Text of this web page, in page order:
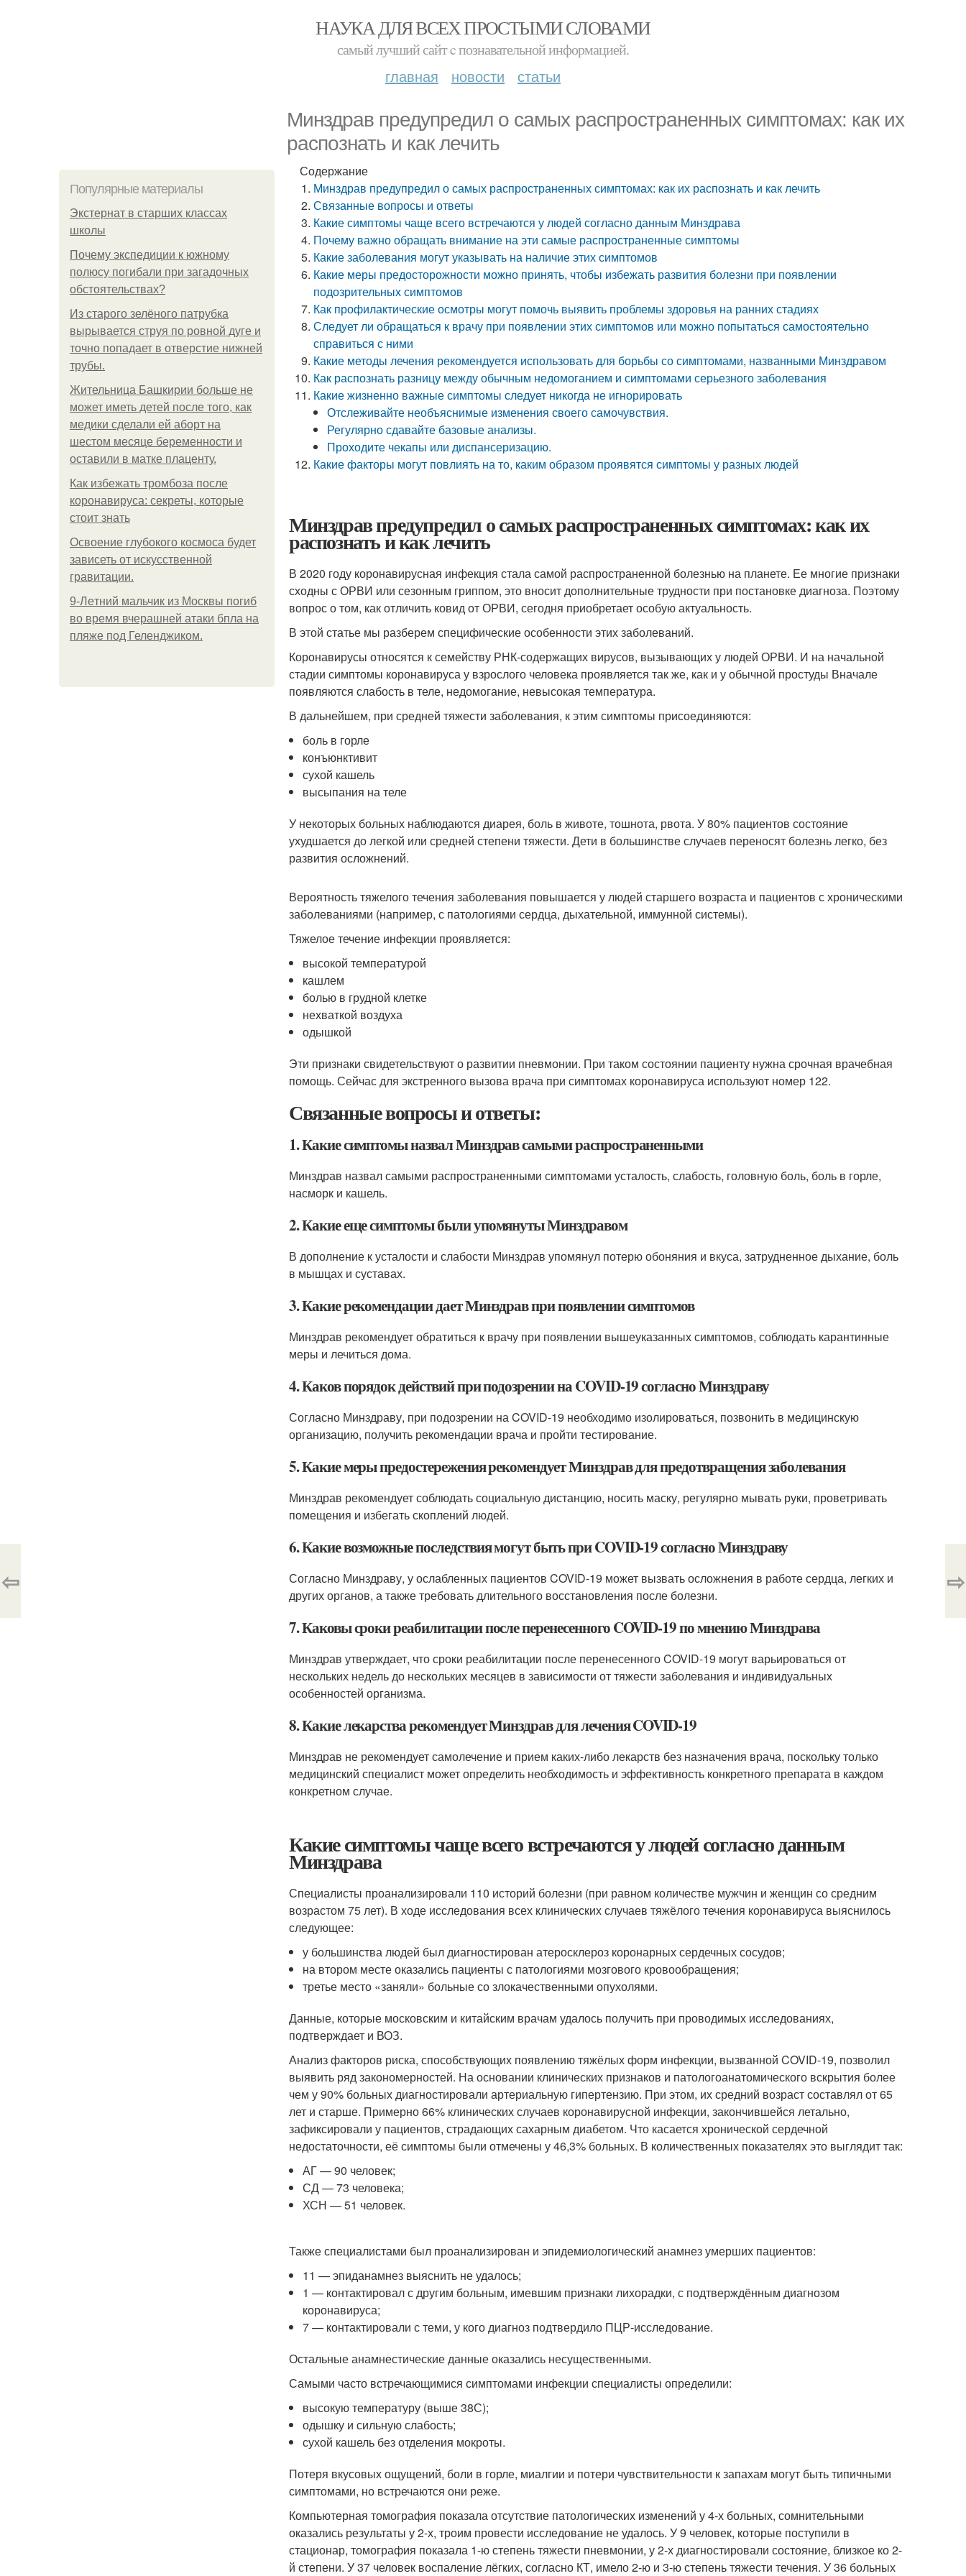
НАУКА ДЛЯ ВСЕХ ПРОСТЫМИ СЛОВАМИ
самый лучший сайт c познавательной информацией.
главная новости статьи
Минздрав предупредил о самых распространенных симптомах: как их
распознать и как лечить
Популярные материалы
Экстернат в старших классах
школы
Почему экспедиции к южному
полюсу погибали при загадочных
обстоятельствах?
Из старого зелёного патрубка
вырывается струя по ровной дуге и
точно попадает в отверстие нижней
трубы.
Жительница Башкирии больше не
может иметь детей после того, как
медики сделали ей аборт на
шестом месяце беременности и
оставили в матке плаценту.
Как избежать тромбоза после
коронавируса: секреты, которые
стоит знать
Освоение глубокого космоса будет
зависеть от искусственной
гравитации.
9-Лeтний мaльчик из Москвы погиб
во время вчерашней атаки бпла на
пляже под Геленджиком.
Содержание
Минздрав предупредил о самых распространенных симптомах: как их распознать и как лечить
Связанные вопросы и ответы
Какие симптомы чаще всего встречаются у людей согласно данным Минздрава
Почему важно обращать внимание на эти самые распространенные симптомы
Какие заболевания могут указывать на наличие этих симптомов
Какие меры предосторожности можно принять, чтобы избежать развития болезни при появлении
подозрительных симптомов
Как профилактические осмотры могут помочь выявить проблемы здоровья на ранних стадиях
Следует ли обращаться к врачу при появлении этих симптомов или можно попытаться самостоятельно
справиться с ними
Какие методы лечения рекомендуется использовать для борьбы со симптомами, названными Минздравом
Как распознать разницу между обычным недомоганием и симптомами серьезного заболевания
Какие жизненно важные симптомы следует никогда не игнорировать
Отслеживайте необъяснимые изменения своего самочувствия.
Регулярно сдавайте базовые анализы.
Проходите чекапы или диспансеризацию.
Какие факторы могут повлиять на то, каким образом проявятся симптомы у разных людей
Минздрав предупредил о самых распространенных симптомах: как их
распознать и как лечить
В 2020 году коронавирусная инфекция стала самой распространенной болезнью на планете. Ее многие признаки
сходны с ОРВИ или сезонным гриппом, это вносит дополнительные трудности при постановке диагноза. Поэтому
вопрос о том, как отличить ковид от ОРВИ, сегодня приобретает особую актуальность.
В этой статье мы разберем специфические особенности этих заболеваний.
Коронавирусы относятся к семейству РНК-содержащих вирусов, вызывающих у людей ОРВИ. И на начальной
стадии симптомы коронавируса у взрослого человека проявляется так же, как и у обычной простуды Вначале
появляются слабость в теле, недомогание, невысокая температура.
В дальнейшем, при средней тяжести заболевания, к этим симптомы присоединяются:
боль в горле
конъюнктивит
сухой кашель
высыпания на теле
У некоторых больных наблюдаются диарея, боль в животе, тошнота, рвота. У 80% пациентов состояние
ухудшается до легкой или средней степени тяжести. Дети в большинстве случаев переносят болезнь легко, без
развития осложнений.
Вероятность тяжелого течения заболевания повышается у людей старшего возраста и пациентов с хроническими
заболеваниями (например, с патологиями сердца, дыхательной, иммунной системы).
Тяжелое течение инфекции проявляется:
высокой температурой
кашлем
болью в грудной клетке
нехваткой воздуха
одышкой
Эти признаки свидетельствуют о развитии пневмонии. При таком состоянии пациенту нужна срочная врачебная
помощь. Сейчас для экстренного вызова врача при симптомах коронавируса используют номер 122.
Связанные вопросы и ответы:
1. Какие симптомы назвал Минздрав самыми распространенными
Минздрав назвал самыми распространенными симптомами усталость, слабость, головную боль, боль в горле,
насморк и кашель.
2. Какие еще симптомы были упомянуты Минздравом
В дополнение к усталости и слабости Минздрав упомянул потерю обоняния и вкуса, затрудненное дыхание, боль
в мышцах и суставах.
3. Какие рекомендации дает Минздрав при появлении симптомов
Минздрав рекомендует обратиться к врачу при появлении вышеуказанных симптомов, соблюдать карантинные
меры и лечиться дома.
4. Каков порядок действий при подозрении на COVID-19 согласно Минздраву
Согласно Минздраву, при подозрении на COVID-19 необходимо изолироваться, позвонить в медицинскую
организацию, получить рекомендации врача и пройти тестирование.
5. Какие меры предостережения рекомендует Минздрав для предотвращения заболевания
Минздрав рекомендует соблюдать социальную дистанцию, носить маску, регулярно мывать руки, проветривать
помещения и избегать скоплений людей.
6. Какие возможные последствия могут быть при COVID-19 согласно Минздраву
Согласно Минздраву, у ослабленных пациентов COVID-19 может вызвать осложнения в работе сердца, легких и
других органов, а также требовать длительного восстановления после болезни.
7. Каковы сроки реабилитации после перенесенного COVID-19 по мнению Минздрава
Минздрав утверждает, что сроки реабилитации после перенесенного COVID-19 могут варьироваться от
нескольких недель до нескольких месяцев в зависимости от тяжести заболевания и индивидуальных
особенностей организма.
8. Какие лекарства рекомендует Минздрав для лечения COVID-19
Минздрав не рекомендует самолечение и прием каких-либо лекарств без назначения врача, поскольку только
медицинский специалист может определить необходимость и эффективность конкретного препарата в каждом
конкретном случае.
Какие симптомы чаще всего встречаются у людей согласно данным
Минздрава
Специалисты проанализировали 110 историй болезни (при равном количестве мужчин и женщин со средним
возрастом 75 лет). В ходе исследования всех клинических случаев тяжёлого течения коронавируса выяснилось
следующее:
у большинства людей был диагностирован атеросклероз коронарных сердечных сосудов;
на втором месте оказались пациенты с патологиями мозгового кровообращения;
третье место «заняли» больные со злокачественными опухолями.
Данные, которые московским и китайским врачам удалось получить при проводимых исследованиях,
подтверждает и ВОЗ.
Анализ факторов риска, способствующих появлению тяжёлых форм инфекции, вызванной COVID-19, позволил
выявить ряд закономерностей. На основании клинических признаков и патологоанатомического вскрытия более
чем у 90% больных диагностировали артериальную гипертензию. При этом, их средний возраст составлял от 65
лет и старше. Примерно 66% клинических случаев коронавирусной инфекции, закончившейся летально,
зафиксировали у пациентов, страдающих сахарным диабетом. Что касается хронической сердечной
недостаточности, её симптомы были отмечены у 46,3% больных. В количественных показателях это выглядит так:
АГ — 90 человек;
СД — 73 человека;
ХСН — 51 человек.
Также специалистами был проанализирован и эпидемиологический анамнез умерших пациентов:
11 — эпиданамнез выяснить не удалось;
1 — контактировал с другим больным, имевшим признаки лихорадки, с подтверждённым диагнозом
коронавируса;
7 — контактировали с теми, у кого диагноз подтвердило ПЦР-исследование.
Остальные анамнестические данные оказались несущественными.
Самыми часто встречающимися симптомами инфекции специалисты определили:
высокую температуру (выше 38С);
одышку и сильную слабость;
сухой кашель без отделения мокроты.
Потеря вкусовых ощущений, боли в горле, миалгии и потери чувствительности к запахам могут быть типичными
симптомами, но встречаются они реже.
Компьютерная томография показала отсутствие патологических изменений у 4-х больных, сомнительными
оказались результаты у 2-х, троим провести исследование не удалось. У 9 человек, которые поступили в
стационар, томография показала 1-ю степень тяжести пневмонии, у 2-х диагностировали состояние, близкое ко 2-
й степени. У 37 человек воспаление лёгких, согласно КТ, имело 2-ю и 3-ю степень тяжести течения. У 36 больных
⇦ ⇨